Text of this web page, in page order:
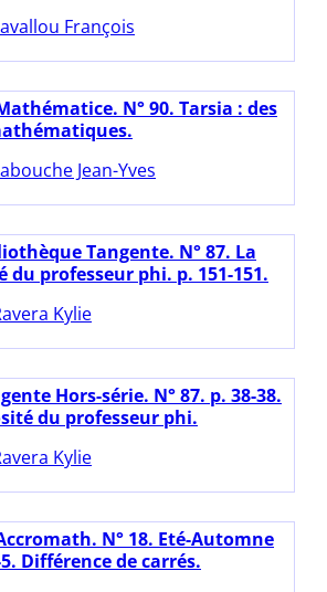
François
N° 90. Tarsia : des
Jean-Yves
Tangente. N° 87. La
du professeur phi. p. 151-151.
Kylie
Hors-série. N° 87. p. 38-38.
du professeur phi.
Kylie
N° 18. Eté-Automne
Différence de carrés.